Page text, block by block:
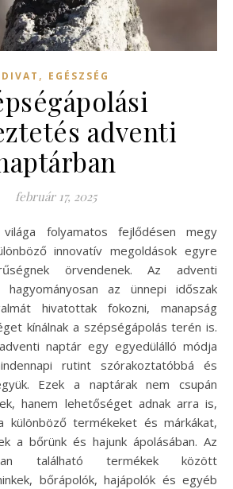
DIVAT , EGÉSZSÉG
adventi
február 17, 2025
innovatív megoldások egyre
örvendenek. Az adventi
hagyományosan az ünnepi időszak
hivatottak fokozni, manapság
kínálnak a szépségápolás terén is.
naptár egy egyedülálló módja
rutint szórakoztatóbbá és
Ezek a naptárak nem csupán
hanem lehetőséget adnak arra is,
különböző termékeket és márkákat,
a bőrünk és hajunk ápolásában. Az
található termékek között
bőrápolók, hajápolók és egyéb